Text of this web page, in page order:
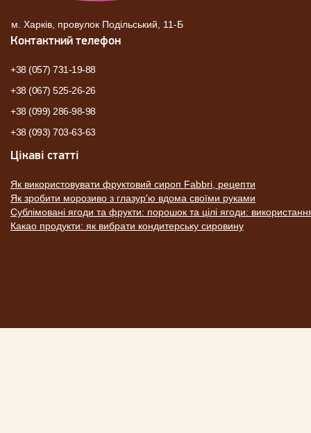
м. Харків, провулок Подільський, 11-Б
Контактний телефон
+38 (057) 731-19-88
+38 (067) 525-26-26
+38 (099) 286-98-98
+38 (093) 703-63-63
Цікаві статті
Як використовувати фруктовий сироп Fabbri, рецепти
Як зробити морозиво з глазур'ю вдома своїми руками
Сублімовані ягоди та фрукти: порошок та цілі ягоди:
Какао продукти: як вибрати кондитерську сировину